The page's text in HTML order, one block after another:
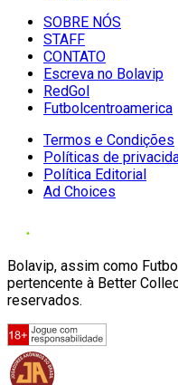
SOBRE NÓS
STAFF
CONTATO
Escreva no Bolavip
RedGol
Futbolcentroamerica
Termos e Condições
Políticas de
Política Editorial
Ad Choices
Bolavip, assim como
pertencente à Better
reservados.